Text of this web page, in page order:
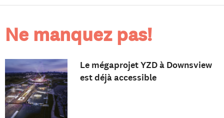
Ne manquez pas!
Le mégaprojet YZD à Downsview
est déjà accessible